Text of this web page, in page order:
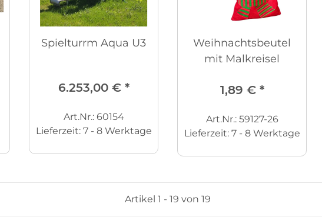
Spielturrm Aqua U3
6.253,00 € *
Art.Nr.: 60154
Lieferzeit: 7 - 8 Werktage
Weihnachtsbeutel
mit Malkreisel
1,89 € *
Art.Nr.: 59127-26
Lieferzeit: 7 - 8 Werktage
Artikel 1 - 19 von 19